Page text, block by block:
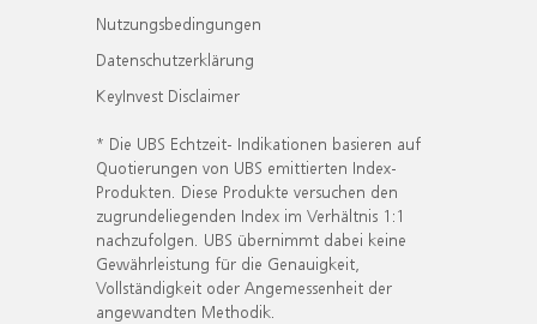
Nutzungsbedingungen
Datenschutzerklärung
KeyInvest Disclaimer
* Die UBS Echtzeit- Indikationen basieren auf
Quotierungen von UBS emittierten Index-
Produkten. Diese Produkte versuchen den
zugrundeliegenden Index im Verhältnis 1:1
nachzufolgen. UBS übernimmt dabei keine
Gewährleistung für die Genauigkeit,
Vollständigkeit oder Angemessenheit der
angewandten Methodik.